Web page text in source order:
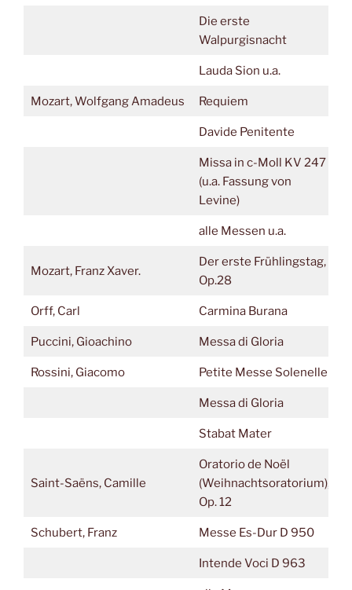
Die erste
Walpurgisnacht
Lauda Sion u.a.
Mozart, Wolfgang Amadeus Requiem
Davide Penitente
Missa in c-Moll KV 247
(u.a. Fassung von
Levine)
alle Messen u.a.
Mozart, Franz Xaver.
Der erste Frühlingstag,
Op.28
Orff, Carl Carmina Burana
Puccini, Gioachino Messa di Gloria
Rossini, Giacomo Petite Messe Solenelle
Messa di Gloria
Stabat Mater
Saint-Saëns, Camille
Oratorio de Noël
(Weihnachtsoratorium),
Op. 12
Schubert, Franz Messe Es-Dur D 950
Intende Voci D 963